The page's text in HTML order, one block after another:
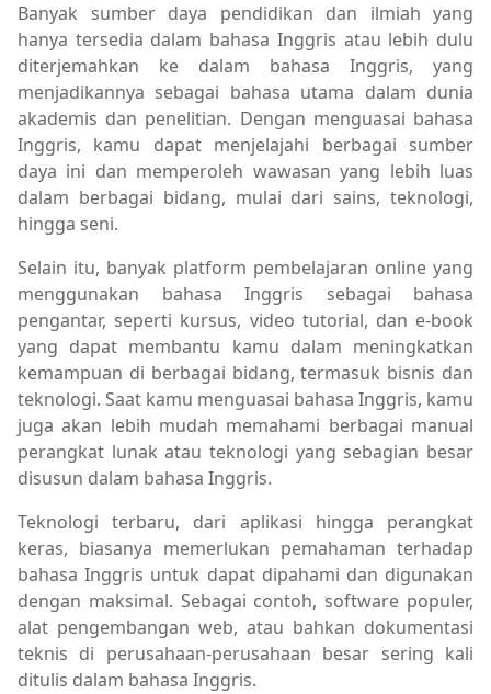
Banyak sumber daya pendidikan dan ilmiah yang
hanya tersedia dalam bahasa Inggris atau lebih dulu
diterjemahkan ke dalam bahasa Inggris, yang
menjadikannya sebagai bahasa utama dalam dunia
akademis dan penelitian. Dengan menguasai bahasa
Inggris, kamu dapat menjelajahi berbagai sumber
daya ini dan memperoleh wawasan yang lebih luas
dalam berbagai bidang, mulai dari sains, teknologi,
hingga seni.
Selain itu, banyak platform pembelajaran online yang
menggunakan bahasa Inggris sebagai bahasa
pengantar, seperti kursus, video tutorial, dan e-book
yang dapat membantu kamu dalam meningkatkan
kemampuan di berbagai bidang, termasuk bisnis dan
teknologi. Saat kamu menguasai bahasa Inggris, kamu
juga akan lebih mudah memahami berbagai manual
perangkat lunak atau teknologi yang sebagian besar
disusun dalam bahasa Inggris.
Teknologi terbaru, dari aplikasi hingga perangkat
keras, biasanya memerlukan pemahaman terhadap
bahasa Inggris untuk dapat dipahami dan digunakan
dengan maksimal. Sebagai contoh, software populer,
alat pengembangan web, atau bahkan dokumentasi
teknis di perusahaan-perusahaan besar sering kali
ditulis dalam bahasa Inggris.